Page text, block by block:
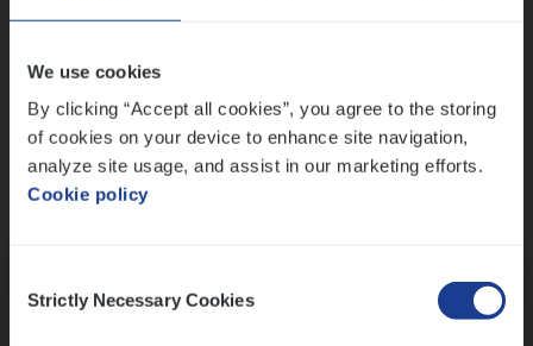
We use cookies
By clicking “Accept all cookies”, you agree to the storing
of cookies on your device to enhance site navigation,
analyze site usage, and assist in our marketing efforts.
Cookie policy
Selection
Strictly Necessary Cookies